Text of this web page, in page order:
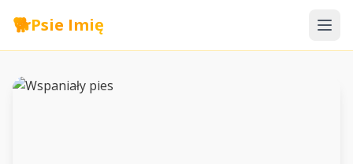
🐕Psie Imię